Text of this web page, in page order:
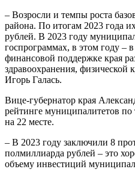
– Возросли и темпы роста
района. По итогам 2023 года
рублей. В 2023 году
госпрограммах, в этом году –
финансовой поддержке края
здравоохранения, физической
Игорь Галась.
Вице-губернатор края
рейтинге муниципалитетов
на 22 месте.
– В 2023 году заключили 8
полмиллиарда рублей – это
объему инвестиций